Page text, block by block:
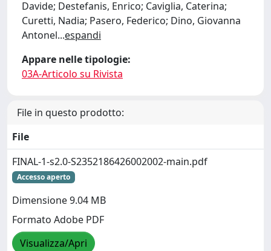
Davide; Destefanis, Enrico; Caviglia, Caterina;
Curetti, Nadia; Pasero, Federico; Dino, Giovanna
Antonel...espandi
Appare nelle tipologie:
03A-Articolo su Rivista
File in questo prodotto:
File
FINAL-1-s2.0-S2352186426002002-main.pdf
Accesso aperto
Dimensione 9.04 MB
Formato Adobe PDF
Visualizza/Apri